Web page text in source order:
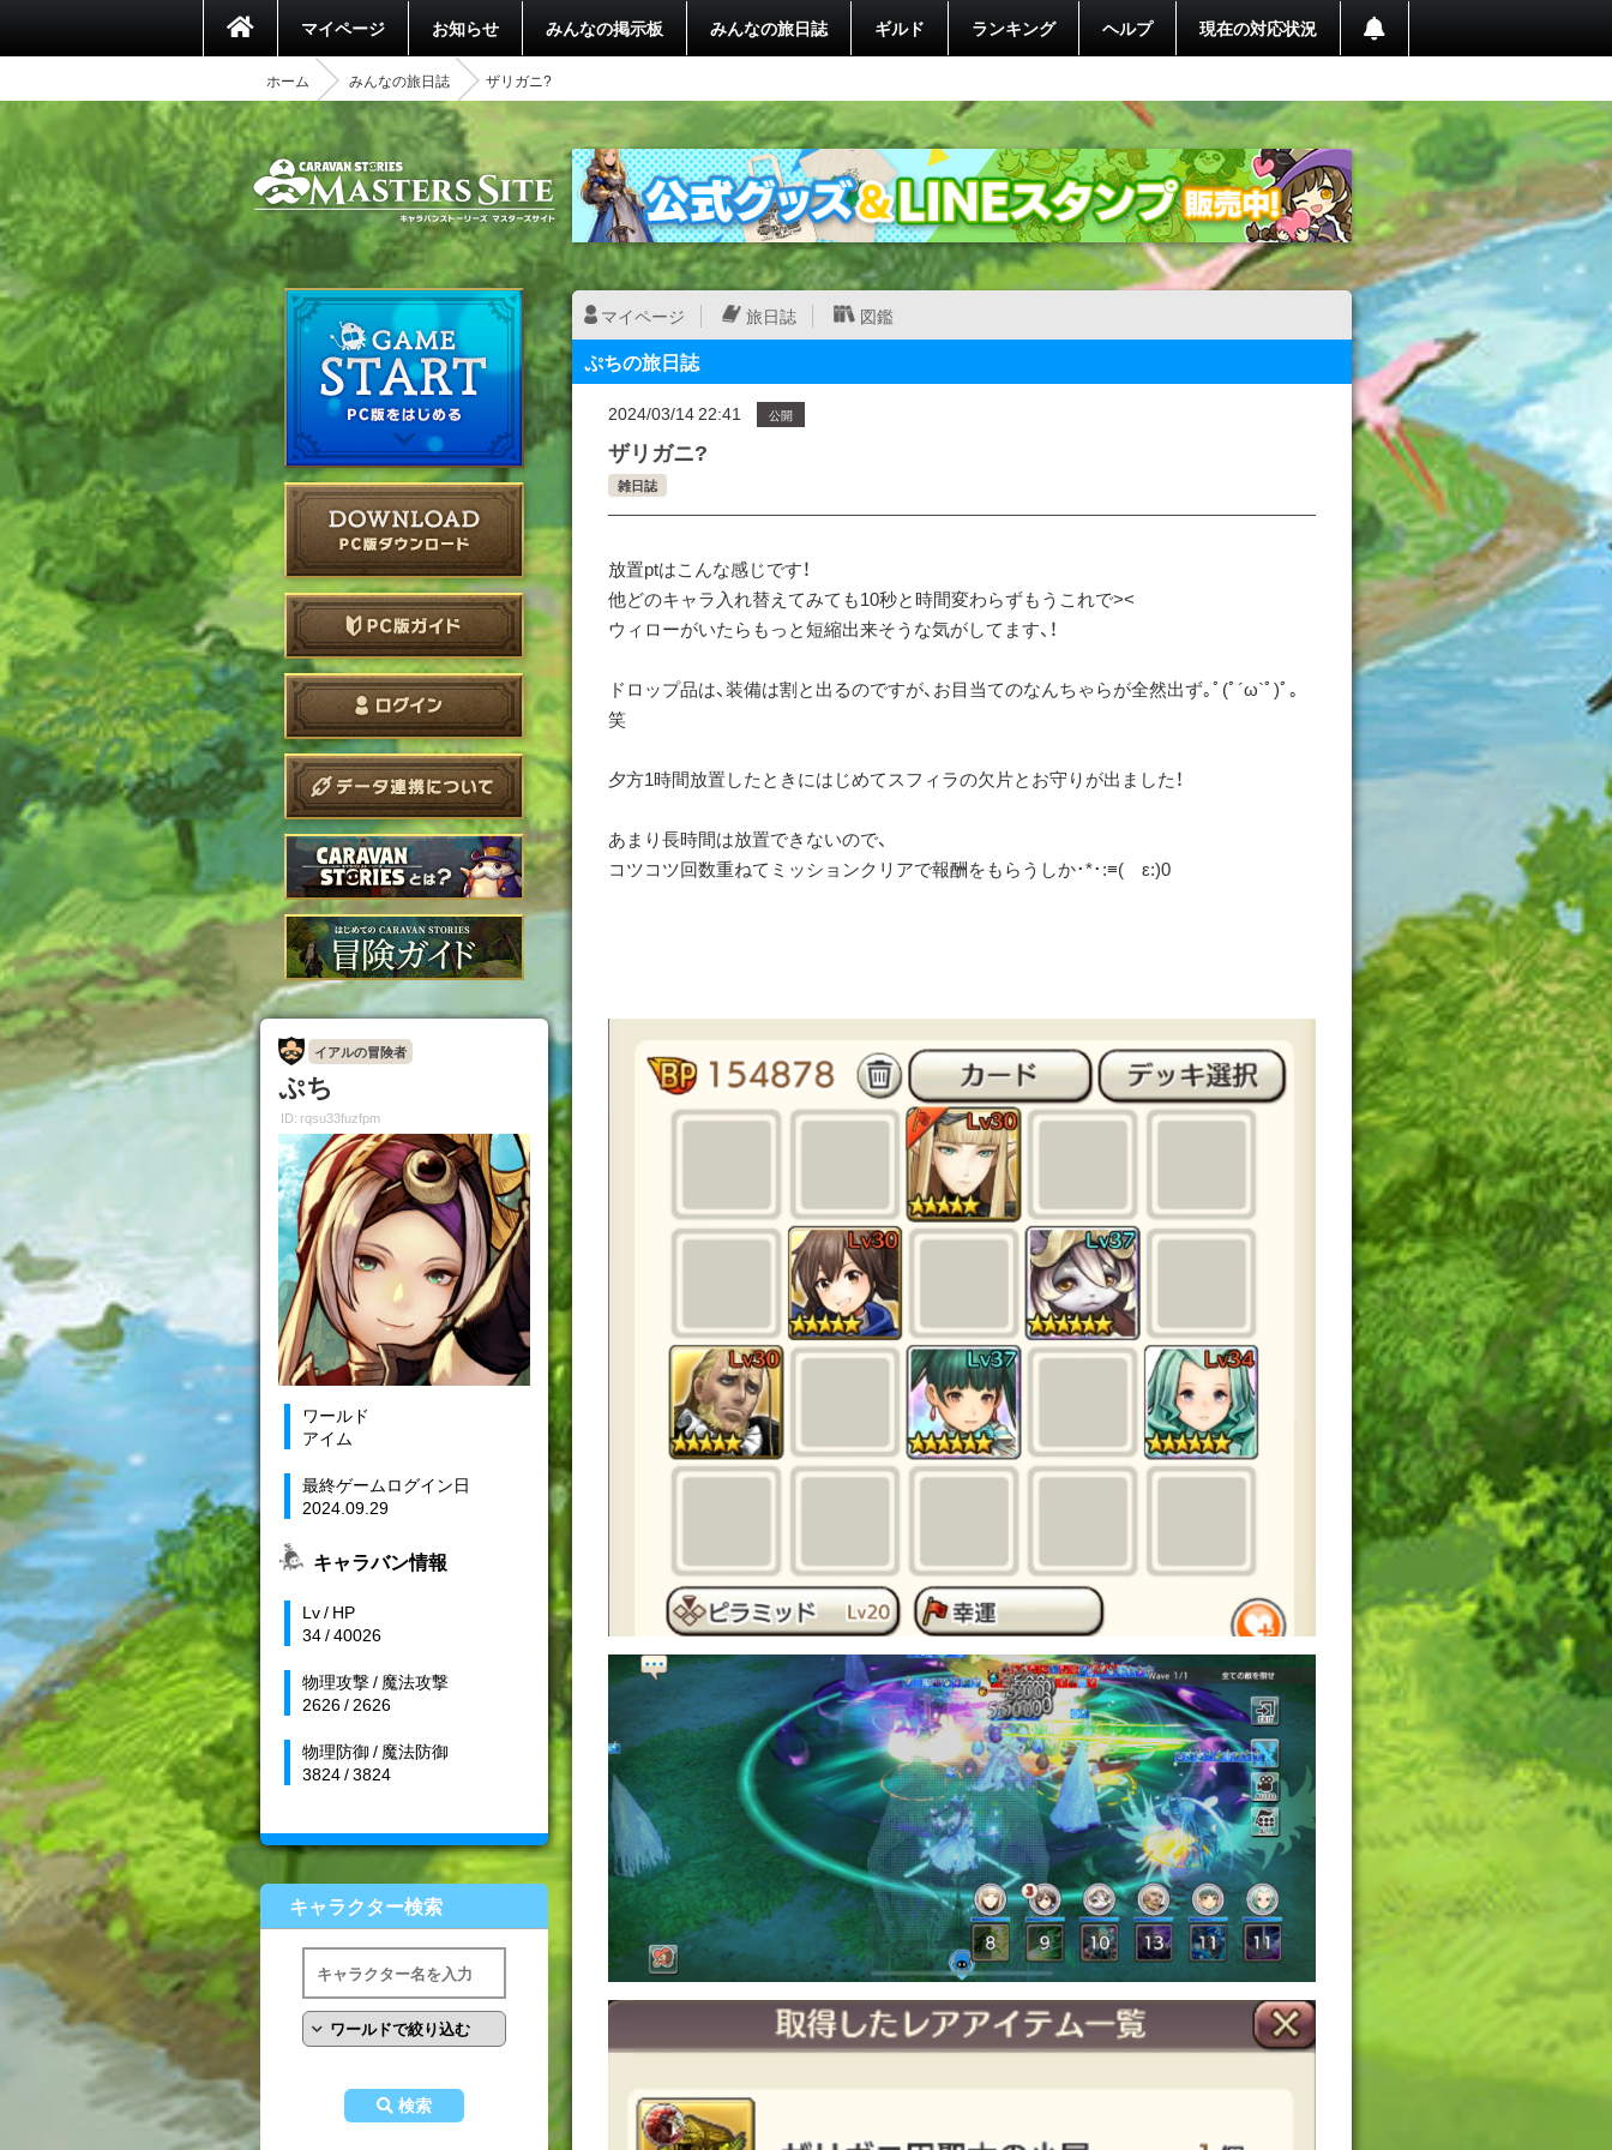
マイページ お知らせ みんなの掲示板 みんなの旅日誌 ギルド ランキング ヘルプ 現在の対応状況
ホーム みんなの旅日誌 ザリガニ?
イアルの冒険者
ぷち
ID: rqsu33fuzfpm
ワールド
アイム
最終ゲームログイン日
2024.09.29
キャラバン情報
Lv / HP
34 / 40026
物理攻撃 / 魔法攻撃
2626 / 2626
物理防御 / 魔法防御
3824 / 3824
キャラクター検索
検索
マイページ 旅日誌 図鑑
ぷちの旅日誌
2024/03/14 22:41 公開
ザリガニ?
雑日誌
放置ptはこんな感じです！
他どのキャラ入れ替えてみても10秒と時間変わらずもうこれで><
ウィローがいたらもっと短縮出来そうな気がしてます、！
ドロップ品は、装備は割と出るのですが、お目当てのなんちゃらが全然出ず｡ﾟ(ﾟ´ω`ﾟ)ﾟ｡
笑
夕方1時間放置したときにはじめてスフィラの欠片とお守りが出ました！
あまり長時間は放置できないので、
コツコツ回数重ねてミッションクリアで報酬をもらうしか･*･:≡( ε:)0